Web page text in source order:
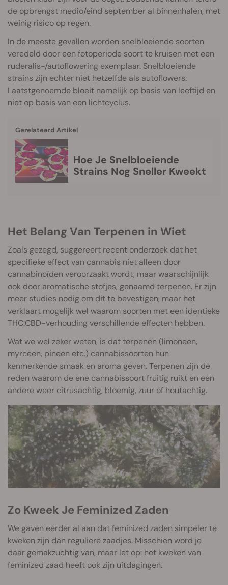
de opbrengst medio/eind september al binnenhalen, met
weinig risico op regen.
In de meeste gevallen worden snelbloeiende soorten
veredeld door een fotoperiode soort te kruisen met een
ruderalis-/autoflowering exemplaar. Snelbloeiende
strains zijn echter niet hetzelfde als autoflowers.
Laatstgenoemde bloeit namelijk op basis van leeftijd en
niet op basis van een lichtcyclus.
Gerelateerd Artikel
Hoe Je Snelbloeiende
Strains Nog Sneller Kweekt
Het Belang Van Terpenen in Wiet
Zoals gezegd, suggereert recent onderzoek dat het
specifieke effect van cannabis niet alleen door
cannabinoïden veroorzaakt wordt, maar waarschijnlijk
ook door aromatische stofjes, genaamd terpenen. Er zijn
meer studies nodig om dit te bevestigen, maar het
verklaart mogelijk wel waarom soorten met een identieke
THC:CBD-verhouding verschillende effecten hebben.
Wat we wel zeker weten, is dat terpenen (limoneen,
myrceen, pineen etc.) cannabissoorten hun
kenmerkende smaak en aroma geven. Terpenen zijn de
reden waarom de ene cannabissoort fruitig ruikt en een
andere weer citrusachtig, bloemig, zuur of houtachtig.
Zo Kweek Je Feminized Zaden
We gaven eerder al aan dat feminized zaden simpeler te
kweken zijn dan reguliere zaadjes. Misschien word je
daar gemakzuchtig van, maar let op: het kweken van
feminized zaad heeft ook zijn uitdagingen.